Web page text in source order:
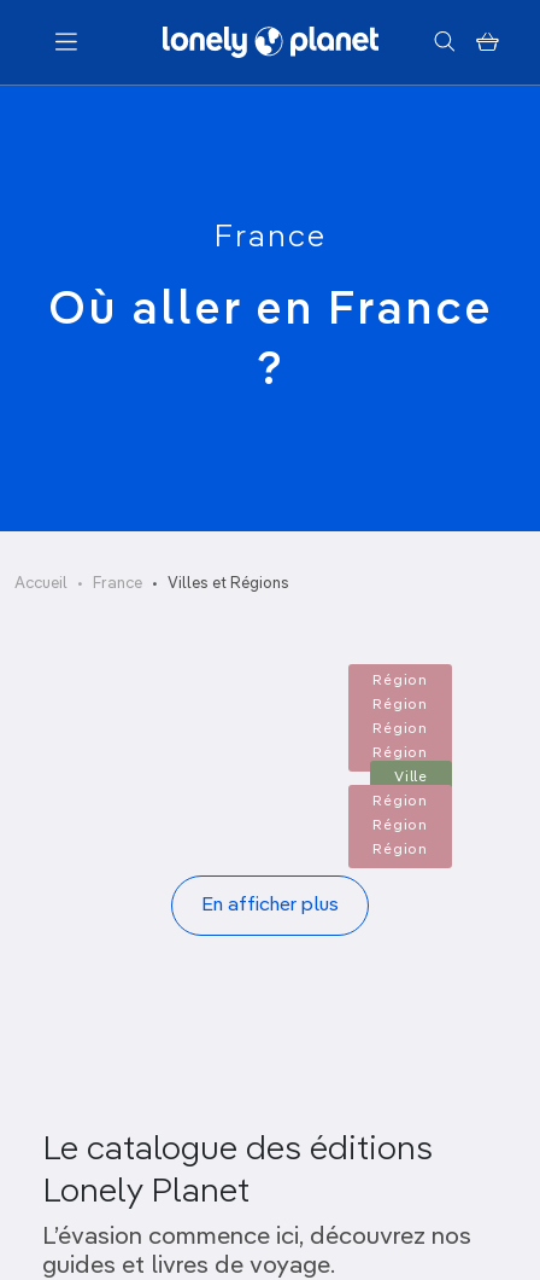
Menu
France
Où aller en France
?
Accueil France Villes et Régions
Région
Alpes
Région
Alsace
Région
Région
Ville
Région
Région
Région
En afficher plus
Le catalogue des éditions
Lonely Planet
L’évasion commence ici, découvrez nos
guides et livres de voyage.